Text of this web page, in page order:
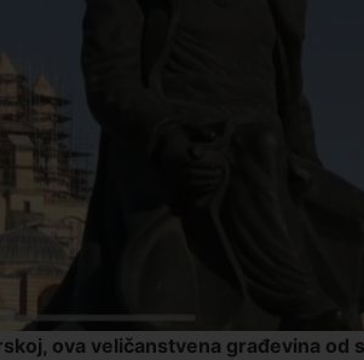
ova veličanstvena građevina od